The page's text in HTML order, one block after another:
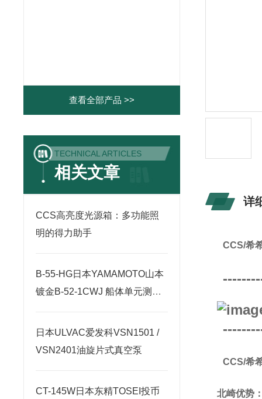
查看全部产品 >>
TECHNICAL ARTICLES
相关文章
CCS高亮度光源箱：多功能照
明的得力助手
B-55-HG日本YAMAMOTO山本
镀金B-52-1CWJ 船体单元测试
日本ULVAC爱发科VSN1501 /
VSN2401油旋片式真空泵
CT-145W日本东精TOSEI投币
详
CCS/希
CCS/希
北崎优势